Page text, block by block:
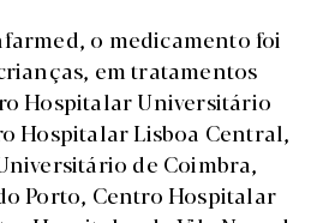
o medicamento foi
em tratamentos
Hospitalar Universitário
Hospitalar Lisboa Central,
de Coimbra,
Porto, Centro Hospitalar